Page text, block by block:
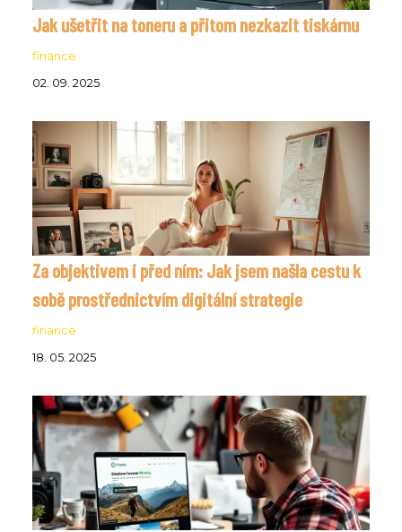
Jak ušetřit na toneru a přitom nezkazit tiskárnu
finance
02. 09. 2025
Za objektivem i před ním: Jak jsem našla cestu k
sobě prostřednictvím digitální strategie
finance
18. 05. 2025